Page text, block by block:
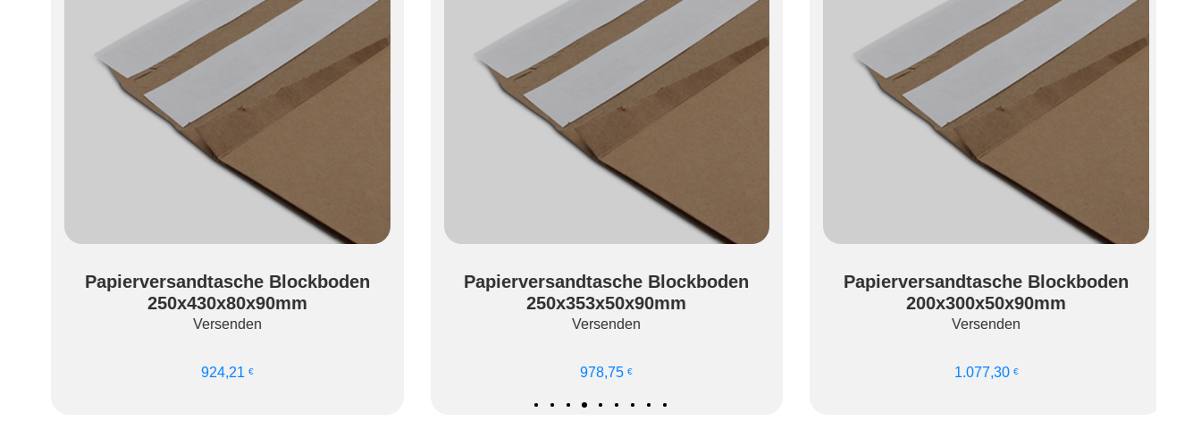
Papierversandtasche Blockboden
250x430x80x90mm
Versenden
924,21
Papierversandtasche Blockboden
250x353x50x90mm
Versenden
978,75€
Papierversandtasche Blockboden
200x300x50x90mm
Versenden
1.077,30€